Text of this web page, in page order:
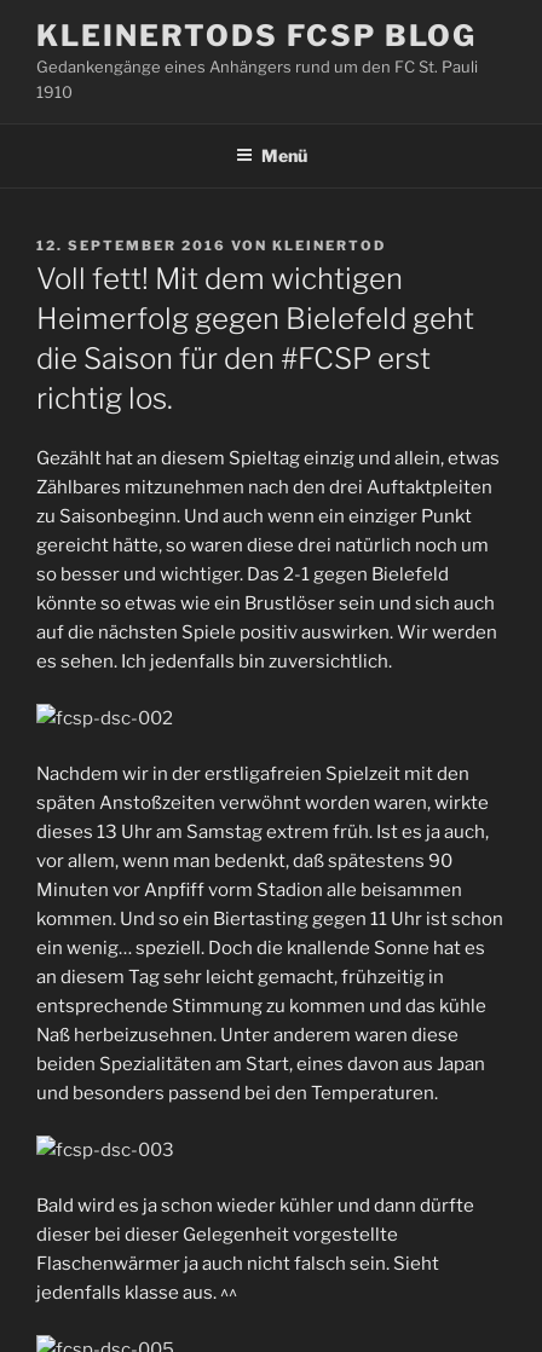
Inhalt
springen
KLEINERTODS FCSP BLOG
Gedankengänge eines Anhängers rund um den FC St. Pauli
1910
Menü
VERÖFFENTLICHT
AM
12. SEPTEMBER 2016 VON KLEINERTOD
Voll fett! Mit dem wichtigen
Heimerfolg gegen Bielefeld geht
die Saison für den #FCSP erst
richtig los.
Gezählt hat an diesem Spieltag einzig und allein, etwas
Zählbares mitzunehmen nach den drei Auftaktpleiten
zu Saisonbeginn. Und auch wenn ein einziger Punkt
gereicht hätte, so waren diese drei natürlich noch um
so besser und wichtiger. Das 2-1 gegen Bielefeld
könnte so etwas wie ein Brustlöser sein und sich auch
auf die nächsten Spiele positiv auswirken. Wir werden
es sehen. Ich jedenfalls bin zuversichtlich.
Nachdem wir in der erstligafreien Spielzeit mit den
späten Anstoßzeiten verwöhnt worden waren, wirkte
dieses 13 Uhr am Samstag extrem früh. Ist es ja auch,
vor allem, wenn man bedenkt, daß spätestens 90
Minuten vor Anpfiff vorm Stadion alle beisammen
kommen. Und so ein Biertasting gegen 11 Uhr ist schon
ein wenig… speziell. Doch die knallende Sonne hat es
an diesem Tag sehr leicht gemacht, frühzeitig in
entsprechende Stimmung zu kommen und das kühle
Naß herbeizusehnen. Unter anderem waren diese
beiden Spezialitäten am Start, eines davon aus Japan
und besonders passend bei den Temperaturen.
Bald wird es ja schon wieder kühler und dann dürfte
dieser bei dieser Gelegenheit vorgestellte
Flaschenwärmer ja auch nicht falsch sein. Sieht
jedenfalls klasse aus. ^^